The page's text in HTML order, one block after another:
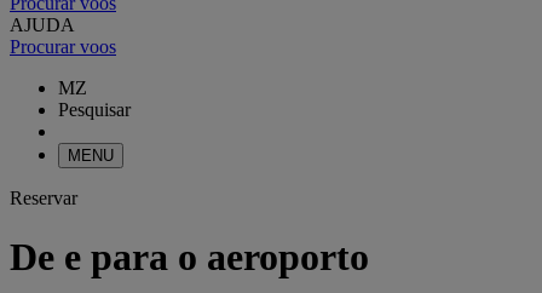
AJUDA
Procurar voos
MZ
Pesquisar
MENU
Reservar
De e para o aeroporto